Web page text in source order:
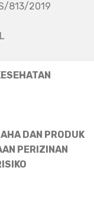
813/2019
DAN PRODUK
PERIZINAN